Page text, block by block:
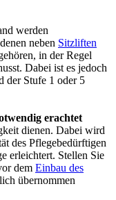
werden
neben Sitzliften
in der Regel
Dabei ist es jedoch
der Stufe 1 oder 5
erachtet
dienen. Dabei wird
des Pflegebedürftigen
erleichtert. Stellen Sie
dem Einbau des
übernommen